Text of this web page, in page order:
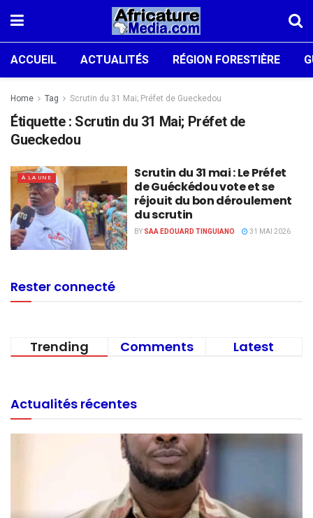
ACCUEIL ACTUALITÉS RÉGION FORESTIÈRE
Home Tag Scrutin du 31 Mai; Préfet de Gueckedou
Étiquette : Scrutin du 31 Mai; Préfet de
Gueckedou
À LA UNE
Scrutin du 31 mai : Le Préfet
de Guéckédou vote et se
réjouit du bon déroulement
du scrutin
BY SAA EDOUARD TINGUIANO 31 MAI 2026
Rester connecté
Trending Comments Latest
Actualités récentes